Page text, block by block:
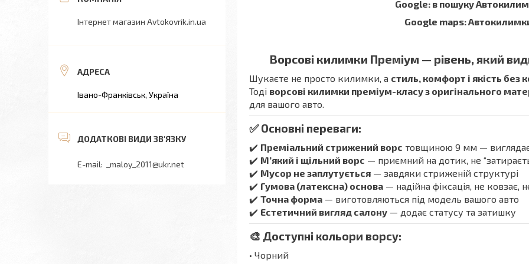
Google: в пошуку
Google maps:
Ворсові килимки Преміум — рівень, який
Шукаєте не просто килимки, а стиль, комфорт і якість без
Тоді ворсові килимки преміум-класу з оригінального
для вашого авто.
✅ Основні переваги:
✔️ Преміальний стрижений ворс товщиною 9 мм — виглядає
✔️ М’який і щільний ворс — приємний на дотик, не
✔️ Мусор не заплутується — завдяки стриженій структурі
✔️ Гумова (латексна) основа — надійна фіксація, не ковзає,
✔️ Точна форма — виготовляються під модель вашого авто
✔️ Естетичний вигляд салону — додає статусу та затишку
🎨 Доступні кольори ворсу:
• Чорний
Інтернет магазин Avtokovrik.in.ua
Івано-Франківськ, Україна
_maloy_2011@ukr.net